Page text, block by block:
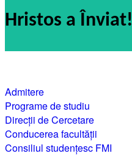
Hristos a Înviat!
Admitere
Programe de studiu
Direcții de Cercetare
Conducerea facultății
Consiliul studențesc FMI